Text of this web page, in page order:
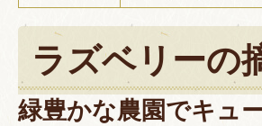
ラズベリーの
緑豊かな農園でキュ